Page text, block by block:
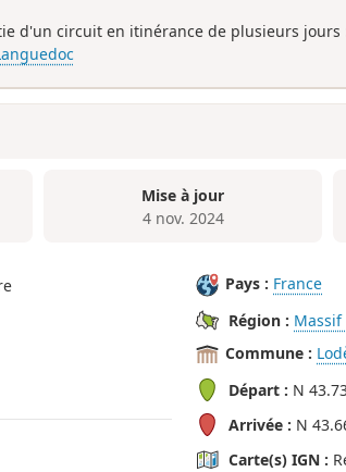
d'un circuit en itinérance de plusieurs jours
Mise à jour
4 nov. 2024
Pays : France
Région :
Commune :
Départ : N
Arrivée : N
Carte(s) IGN :